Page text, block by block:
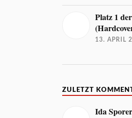
Platz 1
13. APRIL
ZULETZT
Ida Sporer